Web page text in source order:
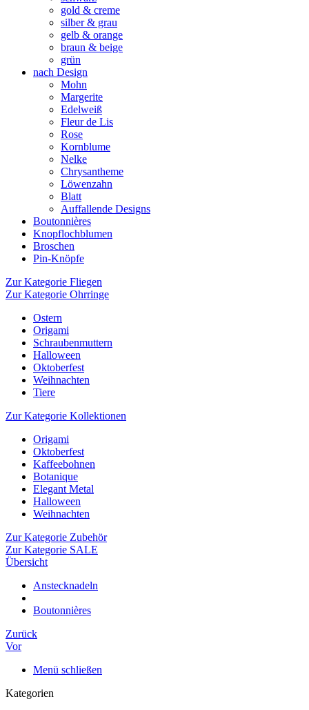
gold & creme
silber & grau
gelb & orange
braun & beige
grün
nach Design
Mohn
Margerite
Edelweiß
Fleur de Lis
Rose
Kornblume
Nelke
Chrysantheme
Löwenzahn
Blatt
Auffallende Designs
Boutonnières
Knopflochblumen
Broschen
Pin-Knöpfe
Zur Kategorie Fliegen
Zur Kategorie Ohrringe
Ostern
Origami
Schraubenmuttern
Halloween
Oktoberfest
Weihnachten
Tiere
Zur Kategorie Kollektionen
Origami
Oktoberfest
Kaffeebohnen
Botanique
Elegant Metal
Halloween
Weihnachten
Zur Kategorie Zubehör
Zur Kategorie SALE
Übersicht
Anstecknadeln
Boutonnières
Zurück
Vor
Menü schließen
Kategorien